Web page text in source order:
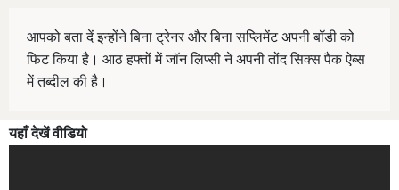
आपको बता दें इन्होंने बिना ट्रेनर और बिना सप्लिमेंट अपनी बॉडी को
फिट किया है। आठ हफ्तों में जॉन लिप्सी ने अपनी तोंद सिक्स पैक ऐब्स
में तब्दील की है।
यहाँ देखें वीडियो